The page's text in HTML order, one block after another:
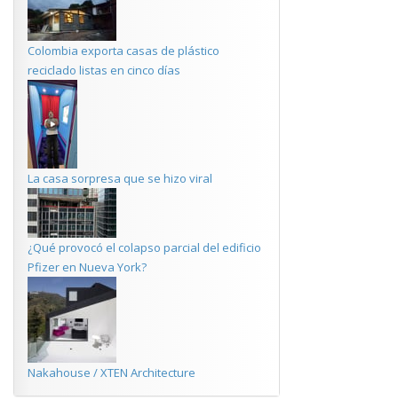
Colombia exporta casas de plástico
reciclado listas en cinco días
La casa sorpresa que se hizo viral
¿Qué provocó el colapso parcial del edificio
Pfizer en Nueva York?
Nakahouse / XTEN Architecture